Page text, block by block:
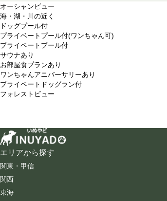
オーシャンビュー
海・湖・川の近く
ドッグプール付
プライベートプール付(ワンちゃん可)
プライベートプール付
サウナあり
お部屋食プランあり
ワンちゃんアニバーサリーあり
プライベートドッグラン付
フォレストビュー
エリアから探す
関東・甲信
関西
東海